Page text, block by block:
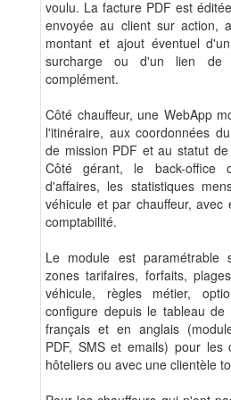
voulu. La facture PDF est
envoyée au client sur action,
montant et ajout éventuel
surcharge ou d'un lien de
complément.
Côté chauffeur, une WebApp
l'itinéraire, aux coordonnées
de mission PDF et au statut
Côté gérant, le back-office
d'affaires, les statistiques
véhicule et par chauffeur, avec
comptabilité.
Le module est paramétrable
zones tarifaires, forfaits,
véhicule, règles métier,
configure depuis le tableau de
français et en anglais
PDF, SMS et emails) pour les
hôteliers ou avec une clientèle